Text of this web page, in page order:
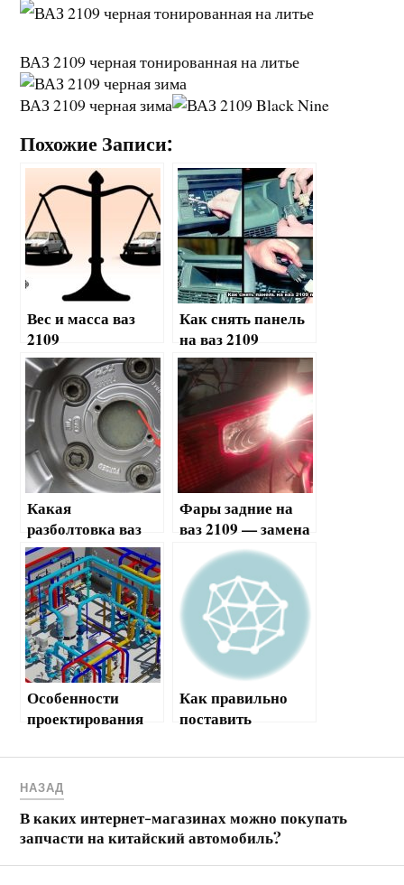
ВАЗ 2109 черная тонированная на литье
ВАЗ 2109 черная зима
Похожие Записи:
Вес и масса ваз
2109
Как снять панель
на ваз 2109
полезные советы
Какая
разболтовка ваз
2109
Фары задние на
ваз 2109 — замена
и ремонт
Особенности
проектирования
и тепловых сетей
Как правильно
поставить
карбюратор ваз
НАЗАД
В каких интернет-магазинах можно покупать
запчасти на китайский автомобиль?